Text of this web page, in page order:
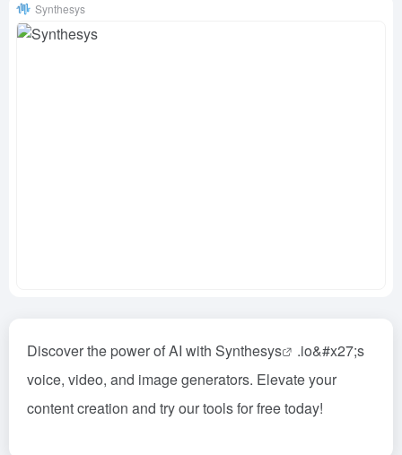
Synthesys
Discover the power of AI with Synthesys
.io&#x27;s
voice, video, and image generators. Elevate your
content creation and try our tools for free today!